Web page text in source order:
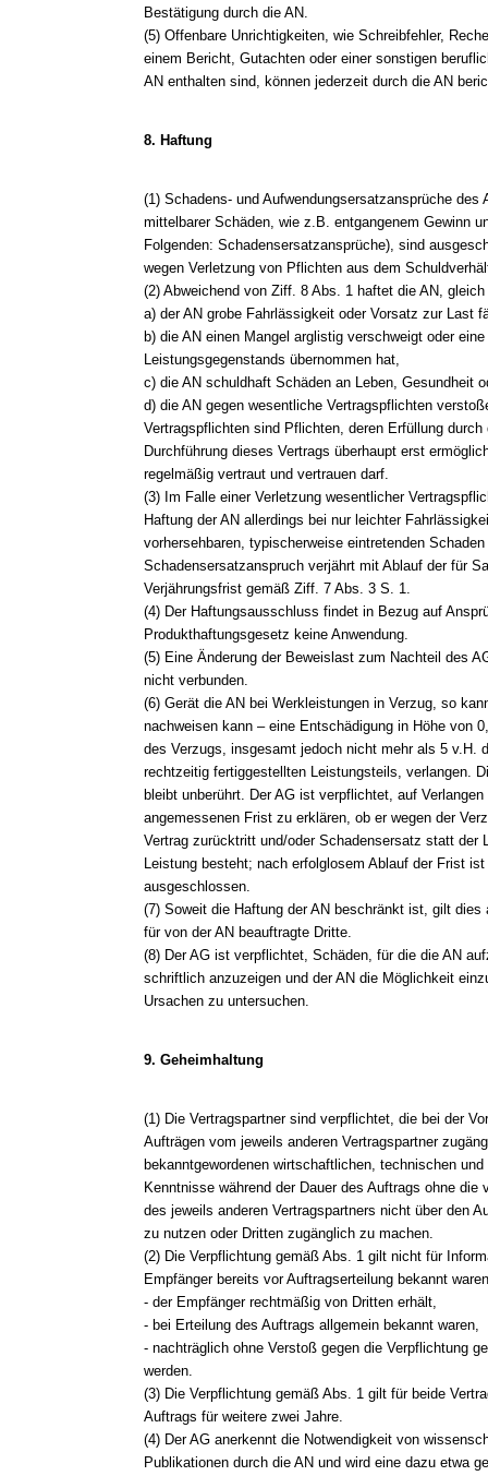
Bestätigung durch die AN.
(5) Offenbare Unrichtigkeiten, wie Schreibfehler,
einem Bericht, Gutachten oder einer sonstigen
AN enthalten sind, können jederzeit durch die AN
8. Haftung
(1) Schadens- und Aufwendungsersatzansprüche des
mittelbarer Schäden, wie z.B. entgangenem Gewinn
Folgenden: Schadensersatzansprüche), sind
wegen Verletzung von Pflichten aus dem
(2) Abweichend von Ziff. 8 Abs. 1 haftet die AN,
a) der AN grobe Fahrlässigkeit oder Vorsatz zur Last
b) die AN einen Mangel arglistig verschweigt oder
Leistungsgegenstands übernommen hat,
c) die AN schuldhaft Schäden an Leben, Gesundheit
d) die AN gegen wesentliche Vertragspflichten
Vertragspflichten sind Pflichten, deren Erfüllung durch
Durchführung dieses Vertrags überhaupt erst
regelmäßig vertraut und vertrauen darf.
(3) Im Falle einer Verletzung wesentlicher
Haftung der AN allerdings bei nur leichter
vorhersehbaren, typischerweise eintretenden
Schadensersatzanspruch verjährt mit Ablauf der für
Verjährungsfrist gemäß Ziff. 7 Abs. 3 S. 1.
(4) Der Haftungsausschluss findet in Bezug auf
Produkthaftungsgesetz keine Anwendung.
(5) Eine Änderung der Beweislast zum Nachteil des
nicht verbunden.
(6) Gerät die AN bei Werkleistungen in Verzug, so
nachweisen kann – eine Entschädigung in Höhe von
des Verzugs, insgesamt jedoch nicht mehr als 5 v.H.
rechtzeitig fertiggestellten Leistungsteils, verlangen.
bleibt unberührt. Der AG ist verpflichtet, auf
angemessenen Frist zu erklären, ob er wegen der
Vertrag zurücktritt und/oder Schadensersatz statt der
Leistung besteht; nach erfolglosem Ablauf der Frist
ausgeschlossen.
(7) Soweit die Haftung der AN beschränkt ist, gilt dies
für von der AN beauftragte Dritte.
(8) Der AG ist verpflichtet, Schäden, für die die AN
schriftlich anzuzeigen und der AN die Möglichkeit
Ursachen zu untersuchen.
9. Geheimhaltung
(1) Die Vertragspartner sind verpflichtet, die bei der
Aufträgen vom jeweils anderen Vertragspartner
bekanntgewordenen wirtschaftlichen, technischen
Kenntnisse während der Dauer des Auftrags ohne
des jeweils anderen Vertragspartners nicht über den
zu nutzen oder Dritten zugänglich zu machen.
(2) Die Verpflichtung gemäß Abs. 1 gilt nicht für
Empfänger bereits vor Auftragserteilung bekannt
- der Empfänger rechtmäßig von Dritten erhält,
- bei Erteilung des Auftrags allgemein bekannt waren,
- nachträglich ohne Verstoß gegen die Verpflichtung
werden.
(3) Die Verpflichtung gemäß Abs. 1 gilt für beide
Auftrags für weitere zwei Jahre.
(4) Der AG anerkennt die Notwendigkeit von
Publikationen durch die AN und wird eine dazu etwa